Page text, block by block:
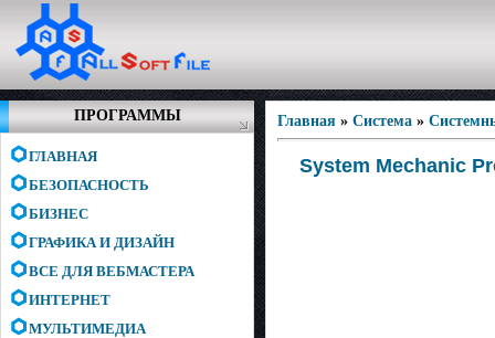
ПРОГРАММЫ
ГЛАВНАЯ
БЕЗОПАСНОСТЬ
БИЗНЕС
ГРАФИКА И ДИЗАЙН
ВСЕ ДЛЯ ВЕБМАСТЕРА
ИНТЕРНЕТ
МУЛЬТИМЕДИА
Главная » Система »
System Mechanic